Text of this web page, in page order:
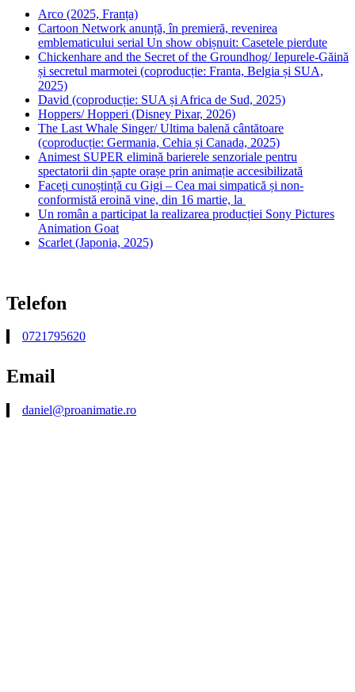
Arco (2025, Franța)
Cartoon Network anunță, în premieră, revenirea
emblematicului serial Un show obișnuit: Casetele pierdute
Chickenhare and the Secret of the Groundhog/ Iepurele-Găină
și secretul marmotei (coproducție: Franta, Belgia și SUA,
2025)
David (coproducție: SUA și Africa de Sud, 2025)
Hoppers/ Hopperi (Disney Pixar, 2026)
The Last Whale Singer/ Ultima balenă cântătoare
(coproducție: Germania, Cehia și Canada, 2025)
Animest SUPER elimină barierele senzoriale pentru
spectatorii din șapte orașe prin animație accesibilizată
Faceți cunoștință cu Gigi – Cea mai simpatică și non-
conformistă eroină vine, din 16 martie, la
Un român a participat la realizarea producției Sony Pictures
Animation Goat
Scarlet (Japonia, 2025)
Telefon
0721795620
Email
daniel@proanimatie.ro